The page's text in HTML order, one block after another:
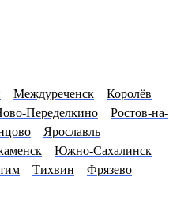
Междуреченск
Королёв
Переделкино
Ростов-на-
Ярославль
Южно-Сахалинск
Тихвин
Фрязево